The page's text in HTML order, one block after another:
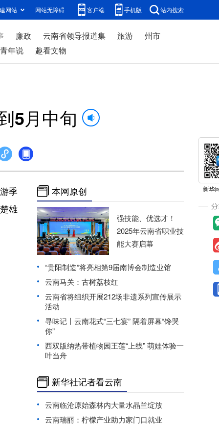
网站 网站无障碍 客户端 手机版 站内搜索
廉政 云南省领导报道集 旅游
州市
年说
趣看文物
5月中旬
季
雄
本网原创
强技能、优选才！
2025年云南省职业技
能大赛启幕
“贵阳制造”将亮相第9届南博会制造业馆
云南马关：古树荔枝红
云南省将组织开展212场非遗系列宣传展示
活动
寻味记丨云南花式“三七宴” 隔着屏幕“馋哭
你”
西双版纳热带植物园王莲“上线” 萌娃体验一
叶当舟
新华社记者看云南
云南临沧原始森林内大量水晶兰绽放
云南瑞丽：柠檬产业助力家门口就业